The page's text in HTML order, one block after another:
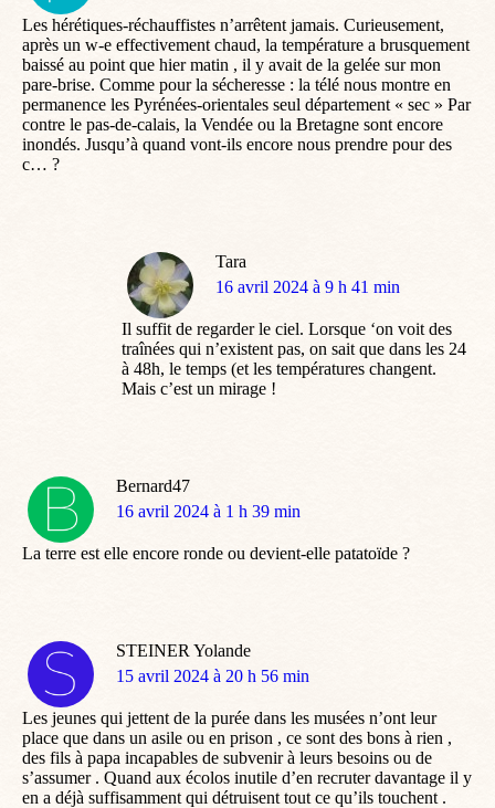
Les hérétiques-réchauffistes n’arrêtent jamais. Curieusement,
après un w-e effectivement chaud, la température a brusquement
baissé au point que hier matin , il y avait de la gelée sur mon
pare-brise. Comme pour la sécheresse : la télé nous montre en
permanence les Pyrénées-orientales seul département « sec » Par
contre le pas-de-calais, la Vendée ou la Bretagne sont encore
inondés. Jusqu’à quand vont-ils encore nous prendre pour des
c… ?
Tara
dit
16 avril 2024 à 9 h 41 min
Il suffit de regarder le ciel. Lorsque ‘on voit des
traînées qui n’existent pas, on sait que dans les 24
à 48h, le temps (et les températures changent.
Mais c’est un mirage !
Bernard47
dit
16 avril 2024 à 1 h 39 min
La terre est elle encore ronde ou devient-elle patatoïde ?
STEINER Yolande
dit
15 avril 2024 à 20 h 56 min
Les jeunes qui jettent de la purée dans les musées n’ont leur
place que dans un asile ou en prison , ce sont des bons à rien ,
des fils à papa incapables de subvenir à leurs besoins ou de
s’assumer . Quand aux écolos inutile d’en recruter davantage il y
en a déjà suffisamment qui détruisent tout ce qu’ils touchent .